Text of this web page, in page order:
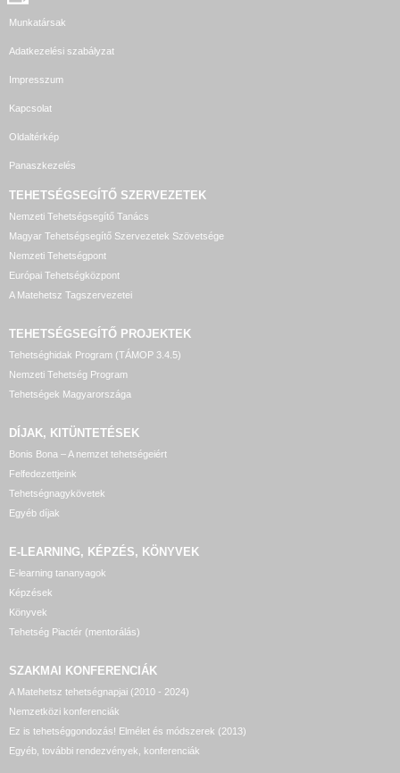
Munkatársak
Adatkezelési szabályzat
Impresszum
Kapcsolat
Oldaltérkép
Panaszkezelés
TEHETSÉGSEGÍTŐ SZERVEZETEK
Nemzeti Tehetségsegítő Tanács
Magyar Tehetségsegítő Szervezetek Szövetsége
Nemzeti Tehetségpont
Európai Tehetségközpont
A Matehetsz Tagszervezetei
TEHETSÉGSEGÍTŐ PROJEKTEK
Tehetséghidak Program (TÁMOP 3.4.5)
Nemzeti Tehetség Program
Tehetségek Magyarországa
DÍJAK, KITÜNTETÉSEK
Bonis Bona – A nemzet tehetségeiért
Felfedezettjeink
Tehetségnagykövetek
Egyéb díjak
E-LEARNING, KÉPZÉS, KÖNYVEK
E-learning tananyagok
Képzések
Könyvek
Tehetség Piactér (mentorálás)
SZAKMAI KONFERENCIÁK
A Matehetsz tehetségnapjai (2010 - 2024)
Nemzetközi konferenciák
Ez is tehetséggondozás! Elmélet és módszerek (2013)
Egyéb, további rendezvények, konferenciák